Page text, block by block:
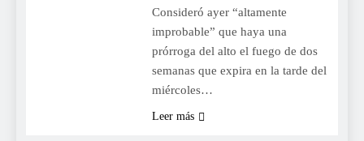
Consideró ayer “altamente
improbable” que haya una
prórroga del alto el fuego de dos
semanas que expira en la tarde del
miércoles…
Leer más